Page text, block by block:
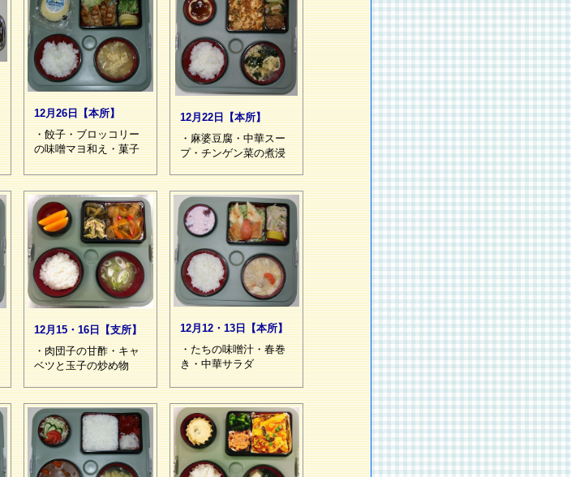
12月26日【本所】
・餃子・ブロッコリー
の味噌マヨ和え・菓子
12月22日【本所】
・麻婆豆腐・中華スー
プ・チンゲン菜の煮浸
12月15・16日【支所】
・肉団子の甘酢・キャ
ベツと玉子の炒め物
12月12・13日【本所】
・たちの味噌汁・春巻
き・中華サラダ